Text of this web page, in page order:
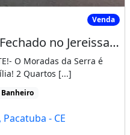
Fechado no Jereissate
Venda
Casas em Condominio Fechado no Jereissate 3, Entrada Facilitada em Ate 60X, Aproveite!
O Moradas da Serra é
2 Quartos [...]
Banheiro
- CE